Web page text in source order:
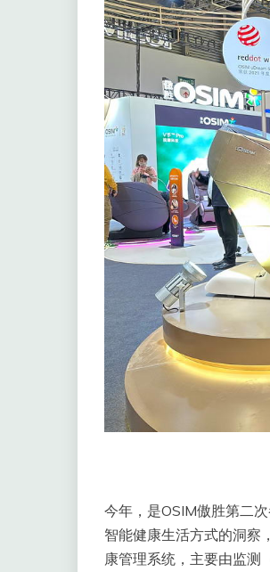
今年，是OSIM傲胜第二
智能健康生活方式的洞察
康管理系统，主要由监测